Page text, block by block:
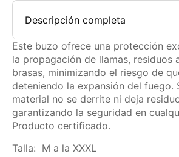
Descripción completa
Este buzo ofrece una protección
la propagación de llamas, residuos
brasas, minimizando el riesgo de
deteniendo la expansión del fuego.
material no se derrite ni deja
garantizando la seguridad en
Producto certificado.
Talla: M a la XXXL